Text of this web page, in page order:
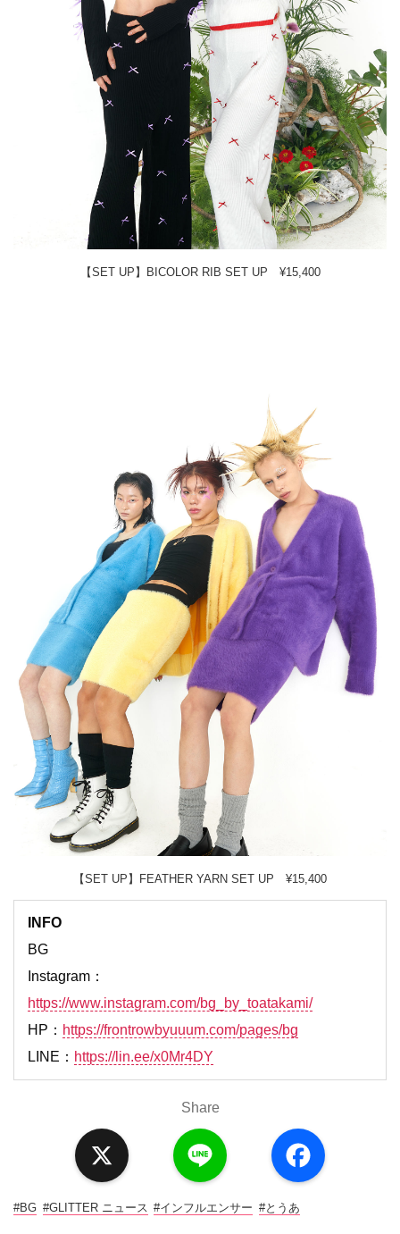
【SET UP】BICOLOR RIB SET UP ¥15,400
【SET UP】FEATHER YARN SET UP ¥15,400
INFO
BG
Instagram：
https://www.instagram.com/bg_by_toatakami/
HP： https://frontrowbyuuum.com/pages/bg
LINE： https://lin.ee/x0Mr4DY
Share
a
c
#BG #GLITTER ニュース #インフルエンサー #とうあ